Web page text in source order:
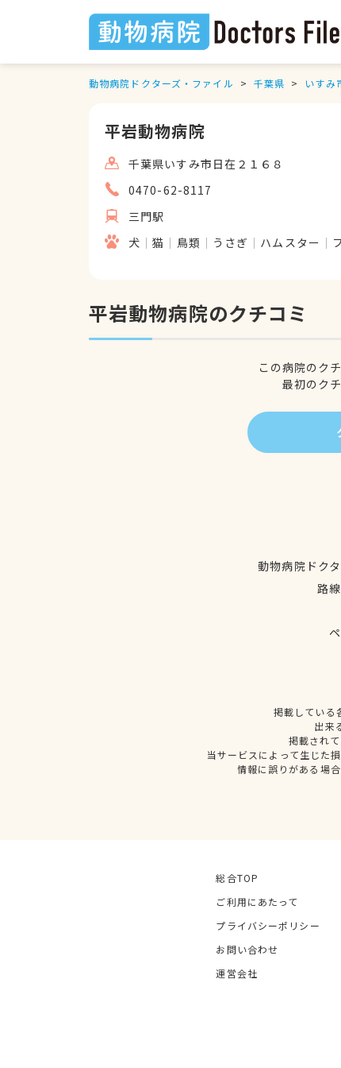
動物病院ドクターズ・ファイル 千葉県 いすみ
平岩動物病院
千葉県いすみ市日在２１６８
0470-62-8117
三門駅
犬
猫 鳥類 うさぎ ハムスター
平岩動物病院のクチコミ
この病院のク
最初のク
動物病院ドク
路
掲載している
出来
掲載され
当サービスによって生じた
情報に誤りがある場
総合TOP
ご利用にあたって
プライバシーポリシー
お問い合わせ
運営会社